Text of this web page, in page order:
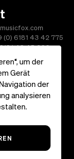
um der
Gerät
der
analysieren
(0) 6181 43 42 775
43 45 609
All Rights